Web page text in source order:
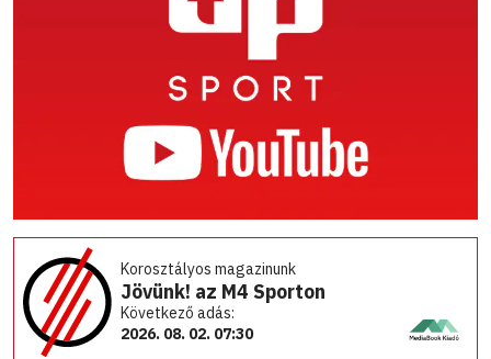
Korosztályos magazinunk
Jövünk! az M4 Sporton
Következő adás:
2026. 08. 02. 07:30